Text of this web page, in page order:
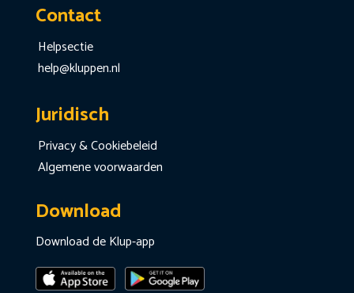
Contact
Helpsectie
help@kluppen.nl
Juridisch
Privacy & Cookiebeleid
Algemene voorwaarden
Download
Download de Klup-app